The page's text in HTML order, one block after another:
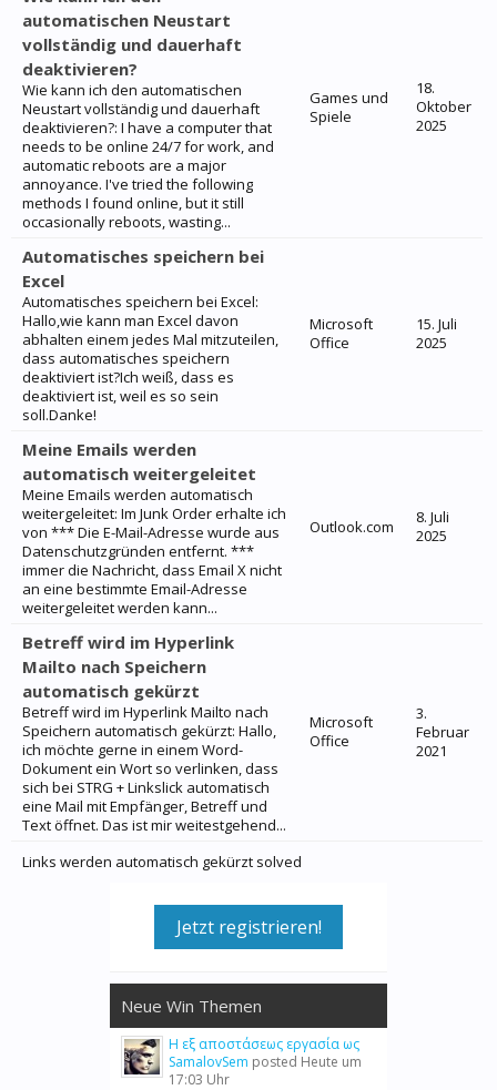
automatischen Neustart
vollständig und dauerhaft
deaktivieren?
Wie kann ich den automatischen
Neustart vollständig und dauerhaft
deaktivieren?: I have a computer that
needs to be online 24/7 for work, and
automatic reboots are a major
annoyance. I've tried the following
methods I found online, but it still
occasionally reboots, wasting...
Games und
Spiele
18.
Oktober
2025
Automatisches speichern bei
Excel
Automatisches speichern bei Excel:
Hallo,wie kann man Excel davon
abhalten einem jedes Mal mitzuteilen,
dass automatisches speichern
deaktiviert ist?Ich weiß, dass es
deaktiviert ist, weil es so sein
soll.Danke!
Microsoft
Office
15. Juli
2025
Meine Emails werden
automatisch weitergeleitet
Meine Emails werden automatisch
weitergeleitet: Im Junk Order erhalte ich
von *** Die E-Mail-Adresse wurde aus
Datenschutzgründen entfernt. ***
immer die Nachricht, dass Email X nicht
an eine bestimmte Email-Adresse
weitergeleitet werden kann...
Outlook.com
8. Juli
2025
Betreff wird im Hyperlink
Mailto nach Speichern
automatisch gekürzt
Betreff wird im Hyperlink Mailto nach
Speichern automatisch gekürzt: Hallo,
ich möchte gerne in einem Word-
Dokument ein Wort so verlinken, dass
sich bei STRG + Linkslick automatisch
eine Mail mit Empfänger, Betreff und
Text öffnet. Das ist mir weitestgehend...
Microsoft
Office
3.
Februar
2021
Links werden automatisch gekürzt solved
Jetzt registrieren!
Neue Win Themen
Η εξ αποστάσεως εργασία ως
SamalovSem posted Heute um
17:03 Uhr